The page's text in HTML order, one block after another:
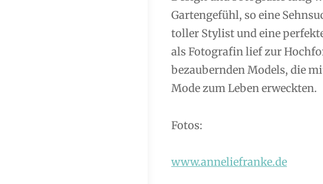
Gartengefühl, so eine
toller Stylist und eine
als Fotografin lief zur
bezaubernden Models, die
Mode zum Leben erweckten.
Fotos:
www.anneliefranke.de